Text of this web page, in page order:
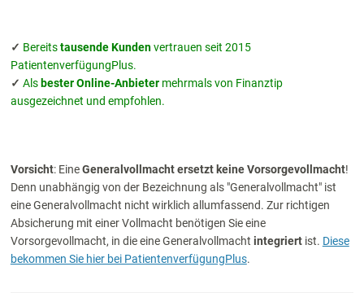
✓ Bereitstausende Kundenvertrauen seit 2015
PatientenverfügungPlus.
✓ Als bester Online-Anbieter mehrmals von Finanztip
ausgezeichnet und empfohlen.
Vorsicht: EineGeneralvollmacht ersetzt keine Vorsorgevollmacht!
Denn unabhängig von der Bezeichnung als "Generalvollmacht" ist
eine Generalvollmacht nicht wirklich allumfassend. Zur richtigen
Absicherung mit einer Vollmacht benötigen Sie eine
Vorsorgevollmacht, in die eine Generalvollmacht integriert ist. Diese
bekommen Sie hier bei PatientenverfügungPlus.